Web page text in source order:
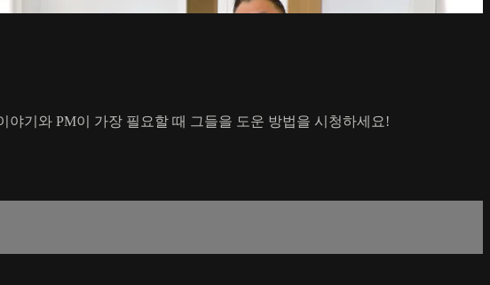
야기와 PM이 가장 필요할 때 그들을 도운 방법을 시청하세요!